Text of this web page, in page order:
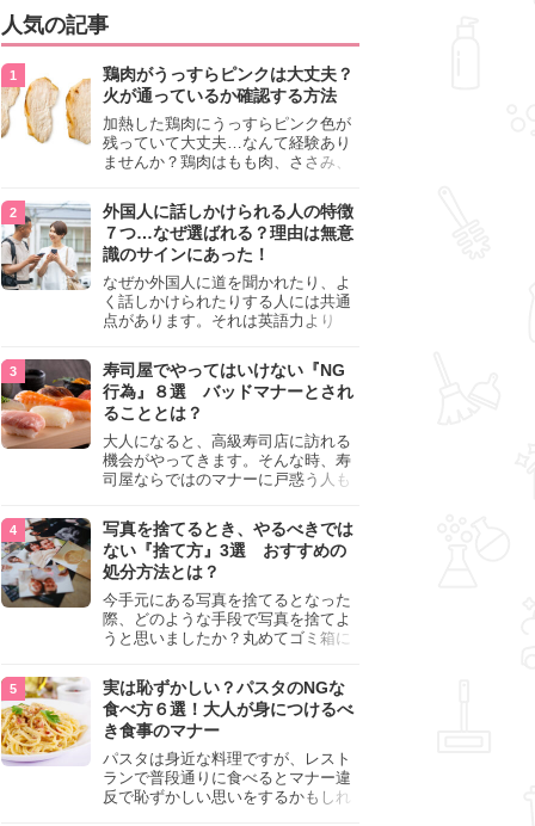
人気の記事
鶏肉がうっすらピンクは大丈夫？
火が通っているか確認する方法
加熱した鶏肉にうっすらピンク色が
残っていて大丈夫…なんて経験あり
ませんか？鶏肉はもも肉、ささみ、
わいが異なり、いろいろと楽しめる
料理ですが、鶏肉は加熱した後でも
うっすらピンク色の部分が大丈夫な
のと気になるときがあります。この
記事では生焼けか火が通っているの
かを確認する方法や、鶏肉を調理す
るときの注意点を紹介しますので、
参考にしてみてくださいね。
外国人に話しかけられる人の特徴
７つ…なぜ選ばれる？理由は無意
識のサインにあった！
なぜか外国人に道を聞かれたり、よ
く話しかけられたりする人には共通
点があります。それは英語力より
けても大丈夫」というサインが関係
しています。よく選ばれる人の特徴
や、英語が苦手でも焦らない対処
法、自分を守るための注意点を詳し
く解説します。
寿司屋でやってはいけない『NG
行為』８選 バッドマナーとされ
ることとは？
大人になると、高級寿司店に訪れる
機会がやってきます。そんな時、寿
司屋ならではのマナーに戸惑う人も
らためて寿司屋でやってはいけない
『NG行為』をチェックしましょう。
写真を捨てるとき、やるべきでは
ない『捨て方』3選 おすすめの
処分方法とは？
今手元にある写真を捨てるとなった
際、どのような手段で写真を捨てよ
うと思いましたか？丸めてゴミ箱に
真は個人情報が詰まっているので、
ただ丸めただけの状態で捨ててしま
うのは危険です。写真にすべきでは
ない捨て方をまとめているので、ぜ
ひチェックしておきましょう。
実は恥ずかしい？パスタのNGな
食べ方６選！大人が身につけるべ
き食事のマナー
パスタは身近な料理ですが、レスト
ランで普段通りに食べるとマナー違
反で恥ずかしい思いをするかもしれ